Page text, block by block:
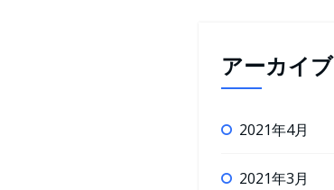
アーカイブ
2021年4月
2021年3月